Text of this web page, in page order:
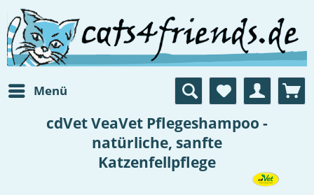
Menü
cdVet VeaVet Pflegeshampoo -
natürliche, sanfte
Katzenfellpflege